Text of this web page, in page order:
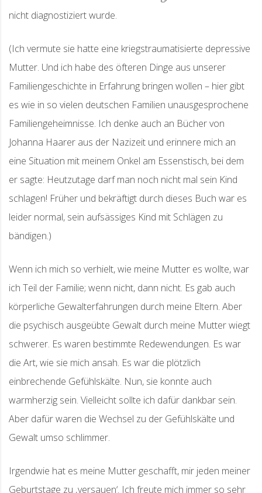
nicht diagnostiziert wurde.
(Ich vermute sie hatte eine kriegstraumatisierte depressive
Mutter. Und ich habe des öfteren Dinge aus unserer
Familiengeschichte in Erfahrung bringen wollen – hier gibt
es wie in so vielen deutschen Familien unausgesprochene
Familiengeheimnisse. Ich denke auch an Bücher von
Johanna Haarer aus der Nazizeit und erinnere mich an
eine Situation mit meinem Onkel am Essenstisch, bei dem
er sagte: Heutzutage darf man noch nicht mal sein Kind
schlagen! Früher und bekräftigt durch dieses Buch war es
leider normal, sein aufsässiges Kind mit Schlägen zu
bändigen.)
Wenn ich mich so verhielt, wie meine Mutter es wollte, war
ich Teil der Familie; wenn nicht, dann nicht. Es gab auch
körperliche Gewalterfahrungen durch meine Eltern. Aber
die psychisch ausgeübte Gewalt durch meine Mutter wiegt
schwerer. Es waren bestimmte Redewendungen. Es war
die Art, wie sie mich ansah. Es war die plötzlich
einbrechende Gefühlskälte. Nun, sie konnte auch
warmherzig sein. Vielleicht sollte ich dafür dankbar sein.
Aber dafür waren die Wechsel zu der Gefühlskälte und
Gewalt umso schlimmer.
Irgendwie hat es meine Mutter geschafft, mir jeden meiner
Geburtstage zu ‚versauen‘. Ich freute mich immer so sehr